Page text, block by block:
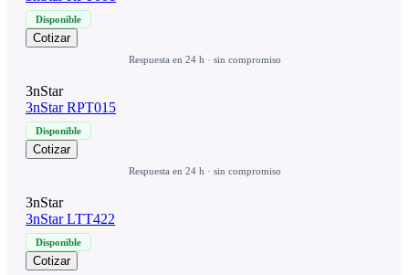
Disponible
Cotizar
Respuesta en 24 h · sin compromiso
3nStar
3nStar RPT015
Disponible
Cotizar
Respuesta en 24 h · sin compromiso
3nStar
3nStar LTT422
Disponible
Cotizar